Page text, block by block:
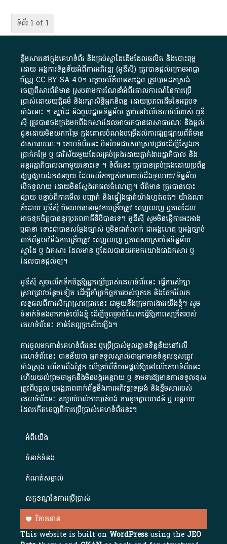
ទំព័រ 1 of 1
ខ្លឹមសារ​នៅ​ក្នុង​គេហទំព័រ និង​គ្រប់​ស្នា​ដៃ​ដើម​ដែល​ផលិត​ និង​បោះពុម្ព​
ដោយ​ អង្គការ​ទិន្នន័យ​អំពី​ការអភិវឌ្ឍ​​ (អូ​ឌី​ស៊ី)​ ត្រូវ​បាន​ផ្តល់​ក្រោម​អាជ្ញា
ប័ណ្ណ​CC BY-SA 4.0។​ អត្ថបទ​ព័ត៌មាន​សង្ខេប​ ត្រូវ​បាន​ដកស្រង់​
ចេញពី​សារព័ត៌មាន ស្របតាមការ​ណែនាំ​អំពី​គោលការណ៍​នៃ​ការ​ប្រើ
ប្រាស់​ដោយ​យុត្តិធម៌​ និង​រក្សាសិទ្ធិអ្នកនិពន្ធ ដោយ​ប្រភពដើម​នៃ​​អត្ថបទ
ទាំង​នោះ​ ។​ ស្នាដៃ​ និង​មូលដ្ឋាន​ទិន្នន័យ ​ភ្ជាប់​នៅ​លើ​គេហទំព័រ​របស់​ អូ​ឌី​
ស៊ី​ ត្រូវ​បាន​ចងក្រង​មក​ពី​ឯកសារ​ដែល​អាច​រក​បានជា​សាធារណៈ​ និង​ផ្តល់​
ជូន​ដោយ​មិន​យក​កម្រៃ​ ក្នុង​គោលបំណង​បម្រើ​ដល់ការ​ផ្សព្វផ្សាយ​ព័ត៌មាន​
ជា​សាធារណៈ​។​ គេហទំព័រ​នេះ​ មិនមែន​ជា​សេវា​ស្រាវជ្រាវ​ដើម្បី​ស្វែងរក
ប្រាក់​កម្រៃ​ ឬ​ ជា​វិស័យ​មួយ​ដែល​គ្រប់គ្រង​ដោយ​ភ្នាក់ងារ​រដ្ឋាភិបាល​ និង ​
អន្តររដ្ឋាភិបាល​ណាមួយ​នោះ​ទេ ​។​ ទំព័រ​នេះ​ ត្រូវ​បាន​គ្រប់គ្រង​ដោយ​ប្រព័ន្ធ​
ផ្សព្វផ្សាយ​ឯកជន​មួយ​ ដែល​លើកកម្ពស់​ការ​យល់​ដឹង​ទូលាយ​/​ទិន្នន័យ​
បើក​ទូលាយ​ ដោយ​មិនស្វែង​រក​ផល​ចំណេញ​។​ ព័ត៌មាន​ ត្រូវ​បាន​បោះ
ផ្សាយ​ បន្ទាប់​ពី​ការ​មើល​ បញ្ជាក់​ និង​ផ្ទៀងផ្ទាត់​យ៉ាង​ហ្មត់ចត់​។​ យ៉ាងណា​
ក៏​ដោយ​ អូ​ឌី​ស៊ី​ មិន​អាច​ធានា​នូវ​ភាព​ត្រឹមត្រូវ​ ពេញលេញ​ ឬ​ភាព​ដែល​
អាច​ទុកចិត្ត​បាននូវ​ប្រភព​ភាគី​ទី​បី​បាន​ទេ​។​ អូ​ឌី​ស៊ី​ សូម​មិន​ធ្វើការ​អះអាង​
ឬ​ធានា​ ទោះជា​បាន​សម្តែង​ច្បាស់​ ឬ​មិន​ជាក់លាក់​ ជា​អង្គហេតុ​ ឬ​អង្គច្បាប់​
ពាក់ព័ន្ធ​ទៅ​នឹង​ភាព​ត្រឹមត្រូវ​ ពេញលេញ​ ឬ​ភាព​សម​ស្រប​នៃ​ទិន្នន័យ​
ស្នាដៃ​ ឬ​ ឯកសារ​ ដែល​មាន​ ឬ​ដែល​បាន​យក​មក​យោង​ជា​ឯកសារ​ ឬ​
ដែល​បាន​ផ្តល់​ឲ្យ​។
អូឌីស៊ី សូមលើកទឹកចិត្តឱ្យអ្នកប្រើប្រាស់គេហទំព័រនេះ ធ្វើការសិក្សា
ស្រាវជ្រាវបន្ថែមទៀត ដើម្បីគាំទ្រកិច្ចការ​របស់ពួកគេ និងចែករំលែក
លទ្ធផលពីការសិក្សាស្រាវជ្រាវនេះ ជាមួយនឹងក្រុមការងារយើងខ្ញុំ។ សូម
ទំនាក់ទំនងមកកាន់យើងខ្ញុំ ដើម្បីចូលរួមចំណែកធ្វើឱ្យភាពសុក្រឹតរបស់
គេហទំព័នេះ កាន់តែល្អប្រសើរឡើង។
ការចូលមកកាន់គេហទំព័រនេះ ឬប្រើប្រាស់មូលដ្ឋានទិន្នន័យនៅលើ
គេហទំព័រនេះ បានន័យថា អ្នកទទួលស្គាល់ថាអ្នកមានទំនួលខុសត្រូវ
ទាំងស្រុង លើការពឹងផ្អែក លើគ្រប់ព័ត៌មានផ្តល់ឱ្យនៅលើគេហទំព័រនេះ
ហើយយល់ព្រមថាអ្នកនឹងមិនបង្ករអន្តរាយ ឬ ទាមទារ​ឱ្យមានការទទួលខុស​
ត្រូវពីបុគ្គល ឬអង្គភាពពាក់ព័ន្ធនឹងការអភិវឌ្ឍទម្រង់ និងខ្លឹមសាររបស់
គេហទំព័រនេះ សម្រាប់រាល់ការបាត់បង់ ការខូចប្រយោជន៍ ឬ អន្តរាយ
ដែលកើតចេញពីការប្រើប្រាស់គេហទំព័រនេះ។
អំពី​យើង​
ទំនាក់ទំនង
កំណត់សម្គាល់
លក្ខខណ្ឌនៃការប្រើប្រាស់
វិភាគទាន
This website is built onWordPressusing theJEO